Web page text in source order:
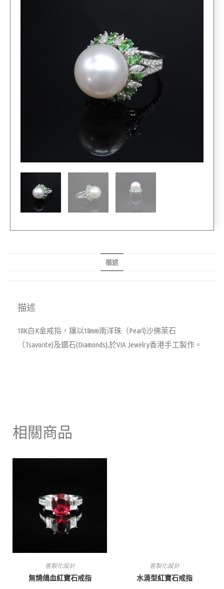
描述
描述
18K白K金戒指，鑲以18mm南洋珠（Pearl)沙佛萊石
（Tsavorite)及鑽石(Diamonds),於VIA Jewelry香港手工製作。
相關商品
客製化設計
無燒鴿血紅寶石戒指
客製化設計
水滴型紅寶石戒指